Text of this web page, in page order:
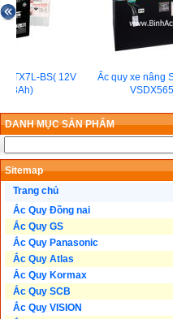
BTX7L-BS( 12V
Ắc quy xe nâng
DANH MỤC SẢN PHẨM
Sitemap
Trang chủ
Ắc Quy Đồng nai
Ắc Quy GS
Ắc Quy Panasonic
Ắc Quy Atlas
Ắc Quy Kormax
Ắc Quy SCB
Ắc Quy VISION